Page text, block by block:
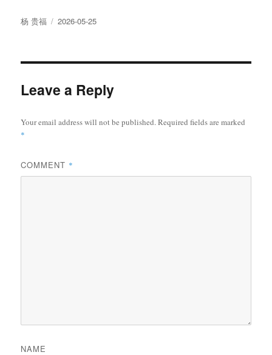
Author
杨 贵福
Posted
2026-05-25
Leave a Reply
Your email address will not be published.Required fields are marked
*
COMMENT *
NAME